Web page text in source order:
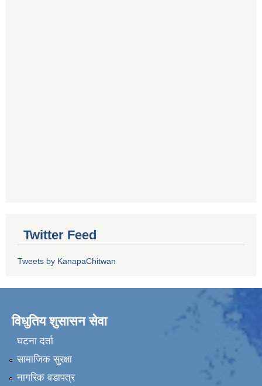
Twitter Feed
Tweets by KanapaChitwan
विधुतिय शुसासन सेवा
घटना दर्ता
सामाजिक सुरक्षा
नागरिक वडापत्र